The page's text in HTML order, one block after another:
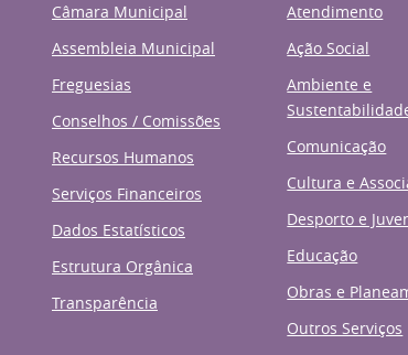
Câmara Municipal
Assembleia Municipal
Freguesias
Conselhos / Comissões
Recursos Humanos
Serviços Financeiros
Dados Estatísticos
Estrutura Orgânica
Transparência
Atendimento
Ação Social
Ambiente e
Comunicação
Cultura e
Desporto e
Educação
Obras e
Outros Serviços